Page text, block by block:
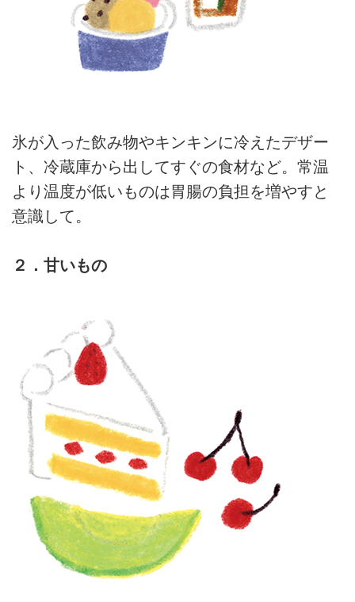
氷が入った飲み物やキンキンに冷えたデザー
ト、冷蔵庫から出してすぐの食材など。常温
より温度が低いものは胃腸の負担を増やすと
意識して。
２．甘いもの